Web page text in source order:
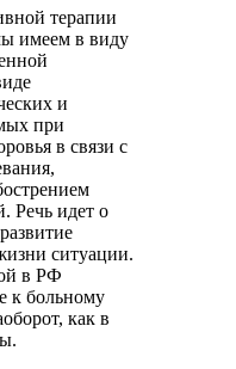
терапии
имеем в виду
и
при
в связи с
Речь идет о
ситуации.
в РФ
к больному
как в